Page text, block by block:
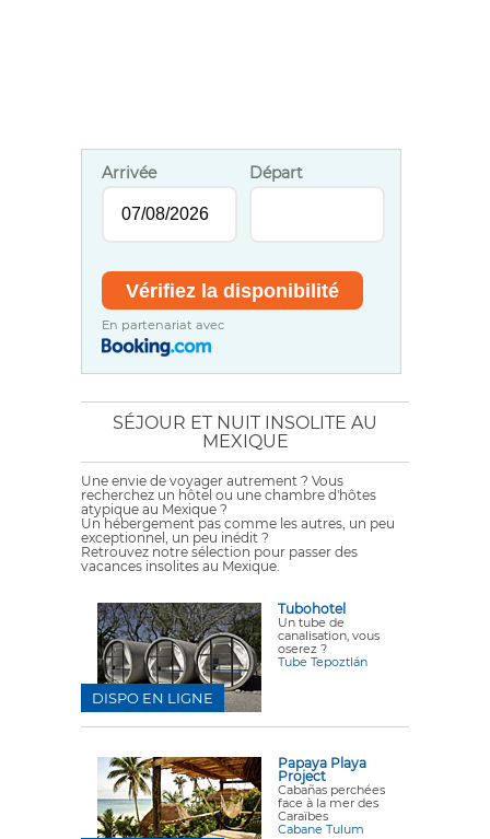
Arrivée Départ
En partenariat avec
SÉJOUR ET NUIT INSOLITE AU
MEXIQUE
Une envie de voyager autrement ? Vous
recherchez un hôtel ou une chambre d'hôtes
atypique au Mexique ?
Un hébergement pas comme les autres, un peu
exceptionnel, un peu inédit ?
Retrouvez notre sélection pour passer des
vacances insolites au Mexique.
Tubohotel
Un tube de
canalisation, vous
oserez ?
Tube Tepoztlán
DISPO EN LIGNE
Papaya Playa
Project
Cabañas perchées
face à la mer des
Caraïbes
Cabane Tulum